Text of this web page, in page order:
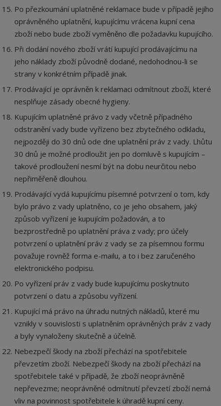
Po přezkoumání uplatněné reklamace bude v případě jejího
oprávněného uplatnění, kupujícímu vrácena kupní cena
zboží nebo bude zboží vyměněno dle požadavku kupujícího.
Při dodání nového zboží vrátí kupující prodávajícímu na
jeho náklady zboží původně dodané, nedohodnou-li se
strany v konkrétním případě jinak.
Prodávající je oprávněn k reklamaci odmítnout zboží, které
nesplňuje zásady obecné hygieny.
Kupujícím uplatněné právo z vady včetně případného
odstranění vady bude vyřízeno bez zbytečného odkladu,
nejpozději do 30 dnů ode dne uplatnění práv z vady. Lhůtu
30 dnů je možné prodloužit jen po domluvě s kupujícím –
takové prodloužení nesmí být na dobu neurčitou nebo
nepřiměřeně dlouhou.
Prodávající vydá kupujícímu písemné potvrzení o tom, kdy
bylo právo z vady uplatněno, co je jeho obsahem, jaký
způsob vyřízení je kupujícím požadován, a to
bezprostředně po uplatnění práva z vady; pro účely
potvrzení o uplatnění práv z vady se za písemnou formu
považuje rovněž forma e-mailu, a to i bez zaručeného
elektronického podpisu.
Po vyřízení práv z vady bude kupujícímu poskytnuto
potvrzení o datu a způsobu vyřízení.
Kupující má právo na úhradu nutných nákladů, které mu
vznikly v souvislosti s uplatněním oprávněných práv z vady
a byly vynaloženy skutečně a účelně.
Nebezpečí škody na zboží přechází na spotřebitele
převzetím zboží. Nebezpečí škody na zboží přechází na
spotřebitele také v případě, že zboží neoprávněně
nepřevezme; neoprávněné odmítnutí převzetí zboží nemá
vliv na povinnost spotřebitele k úhradě kupní ceny.